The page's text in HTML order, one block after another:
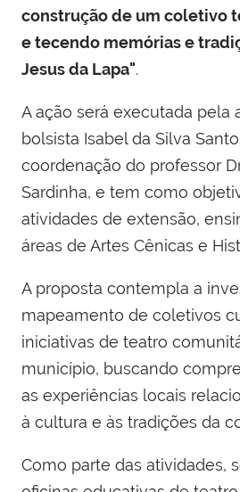
construção de um coletivo
e tecendo memórias e
Jesus da Lapa".
A ação será executada pela
bolsista Isabel da Silva
coordenação do professor
Sardinha, e tem como
atividades de extensão,
áreas de Artes Cênicas e
A proposta contempla a
mapeamento de coletivos
iniciativas de teatro
município, buscando
as experiências locais
à cultura e às tradições da
Como parte das atividades,